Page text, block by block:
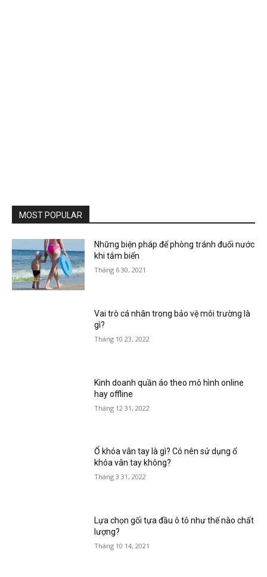
MOST POPULAR
Những biện pháp để phòng tránh đuối nước
khi tắm biển
Tháng 6 30, 2021
Vai trò cá nhân trong bảo vệ môi trường là
gì?
Tháng 10 23, 2022
Kinh doanh quần áo theo mô hình online
hay offline
Tháng 12 31, 2022
Ổ khóa vân tay là gì? Có nên sử dụng ổ
khóa vân tay không?
Tháng 3 31, 2022
Lựa chọn gối tựa đầu ô tô như thế nào chất
lượng?
Tháng 10 14, 2021